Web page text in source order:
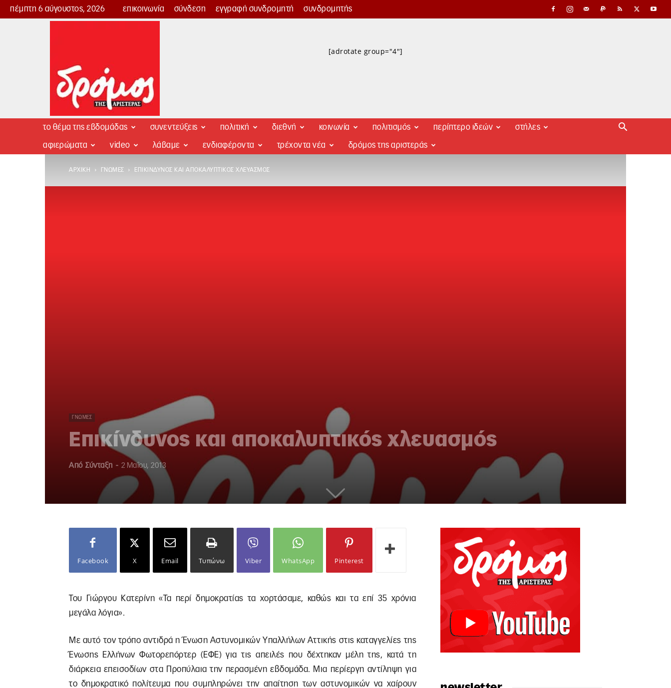
πέμπτη 6 αύγουστος, 2026 επικοινωνία σύνδεση εγγραφή συνδρομητή συνδρομητής
Δρόμος
[adrotate group="4"]
το θέμα της εβδομάδας συνεντεύξεις πολιτική διεθνή κοινωνία πολιτισμός περίπτερο ιδεών στήλες
αφιερώματα video λάβαμε ενδιαφέροντα τρέχοντα νέα δρόμος της αριστεράς
ΑΡΧΙΚΉ ΓΝΏΜΕΣ ΕΠΙΚΊΝΔΥΝΟΣ ΚΑΙ ΑΠΟΚΑΛΥΠΤΙΚΌΣ ΧΛΕΥΑΣΜΌΣ
ΓΝΏΜΕΣ
Επικίνδυνος και αποκαλυπτικός χλευασμός
Από Σύνταξη - 2 Μαΐου, 2013
Facebook X Email Τυπώνω Viber WhatsApp Pinterest
Του Γιώργου Κατερίνη «Τα περί δημοκρατίας τα χορτάσαμε, καθώς και τα επί 35 χρόνια
μεγάλα λόγια».
Με αυτό τον τρόπο αντιδρά η Ένωση Αστυνομικών Υπαλλήλων Αττικής στις καταγγελίες της
Ένωσης Ελλήνων Φωτορεπόρτερ (ΕΦΕ) για τις απειλές που δέχτηκαν μέλη της, κατά τη
διάρκεια επεισοδίων στα Προπύλαια την περασμένη εβδομάδα. Μια περίεργη αντίληψη για
το δημοκρατικό πολίτευμα που συμπληρώνει την απαίτηση των αστυνομικών να χαίρουν